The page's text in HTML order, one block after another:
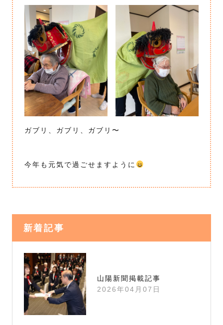
ガブリ、ガブリ、ガブリ〜
今年も元気で過ごせますように
新着記事
山陽新聞掲載記事
2026年04月07日